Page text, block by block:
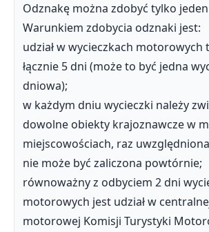
Odznakę można zdobyć tylko
Warunkiem zdobycia odznaki jest:
udział w wycieczkach motorowych
łącznie 5 dni (może to być jedna
dniowa);
w każdym dniu wycieczki należy
dowolne obiekty krajoznawcze w
miejscowościach, raz
nie może być zaliczona powtórnie;
równoważny z odbyciem 2 dni
motorowych jest udział w
motorowej Komisji Turystyki